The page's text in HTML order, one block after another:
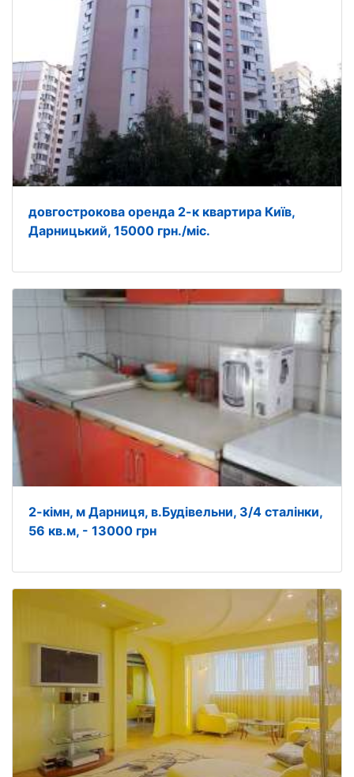
довгострокова оренда 2-к квартира Київ,
Дарницький, 15000 грн./міс.
2-кімн, м Дарниця, в.Будівельни, 3/4 сталінки,
56 кв.м, - 13000 грн